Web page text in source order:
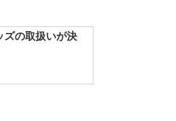
ズの取扱いが決